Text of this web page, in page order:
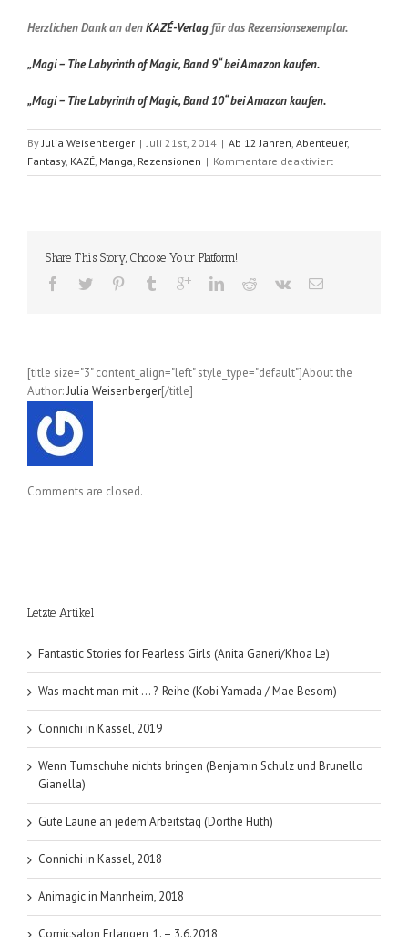
Herzlichen Dank an denKAZÉ-Verlagfür das Rezensionsexemplar.
„Magi – The Labyrinth of Magic, Band 9“ bei Amazon kaufen.
„Magi – The Labyrinth of Magic, Band 10“ bei Amazon kaufen.
By Julia Weisenberger | Juli 21st, 2014 | Ab 12 Jahren Abenteuer,
Fantasy, KAZÉ Manga Rezensionen | Kommentare deaktiviertfür
Magi
10
Share This Story, Choose Your Platform!
[title size="3" content_align="left" style_type="default"]About the
Author:Julia Weisenberger[/title]
Comments are closed.
Letzte Artikel
Fantastic Stories for Fearless Girls (Anita Ganeri/Khoa Le)
Was macht man mit … ?-Reihe (Kobi Yamada / Mae Besom)
Connichi in Kassel, 2019
Wenn Turnschuhe nichts bringen (Benjamin Schulz und Brunello
Gianella)
Gute Laune an jedem Arbeitstag (Dörthe Huth)
Connichi in Kassel, 2018
Animagic in Mannheim, 2018
Comicsalon Erlangen, 1. – 3.6.2018